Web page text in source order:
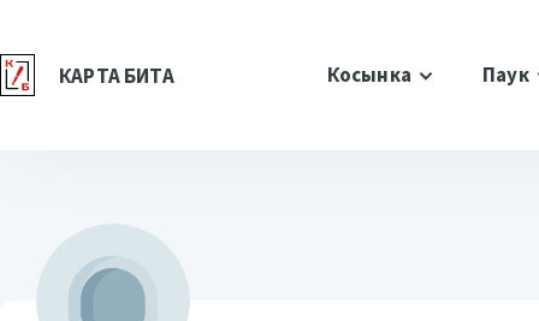
КАРТА БИТА Косынка Паук